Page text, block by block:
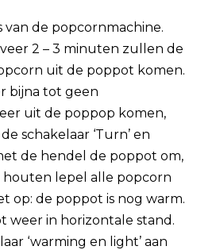
de popcornmachine.
2 – 3 minuten zullen de
uit de poppot komen.
bijna tot geen
uit de poppop komen,
schakelaar ‘Turn’ en
de hendel de poppot om,
houten lepel alle popcorn
op: de poppot is nog warm.
weer in horizontale stand.
‘warming en light’ aan